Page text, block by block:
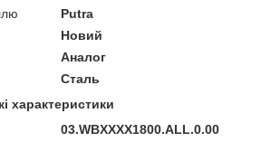
Putra
Новий
Аналог
Сталь
характеристики
03.WBXXXX1800.ALL.0.00